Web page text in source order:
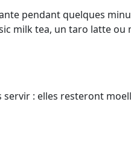
pendant quelques
milk tea, un taro latte ou
: elles resteront